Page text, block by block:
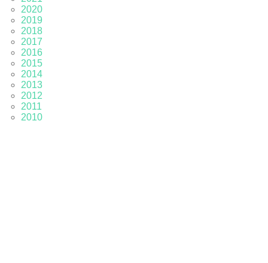
2020
2019
2018
2017
2016
2015
2014
2013
2012
2011
2010